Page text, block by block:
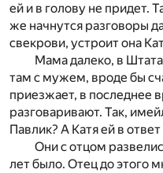
ей и в голову не придет.
же начнутся разговоры
свекрови, устроит она
Мама далеко, в
там с мужем, вроде бы
приезжает, в последнее
разговаривают. Так,
Павлик? А Катя ей в
Они с отцом
лет было. Отец до этого